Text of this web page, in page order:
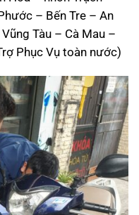
– Bến Tre – An
Tàu – Cà Mau –
Phục Vụ toàn nước)